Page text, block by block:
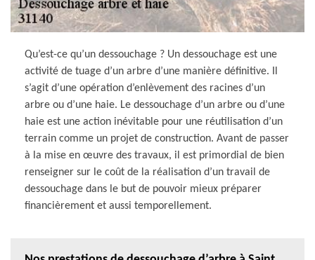
Qu’est-ce qu’un dessouchage ? Un dessouchage est une
activité de tuage d’un arbre d’une manière définitive. Il
s’agit d’une opération d’enlèvement des racines d’un
arbre ou d’une haie. Le dessouchage d’un arbre ou d’une
haie est une action inévitable pour une réutilisation d’un
terrain comme un projet de construction. Avant de passer
à la mise en œuvre des travaux, il est primordial de bien
renseigner sur le coût de la réalisation d’un travail de
dessouchage dans le but de pouvoir mieux préparer
financièrement et aussi temporellement.